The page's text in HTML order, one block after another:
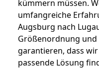
kümmern müssen.
umfangreiche
Augsburg nach
Größenordnung
garantieren, dass
passende Lösung